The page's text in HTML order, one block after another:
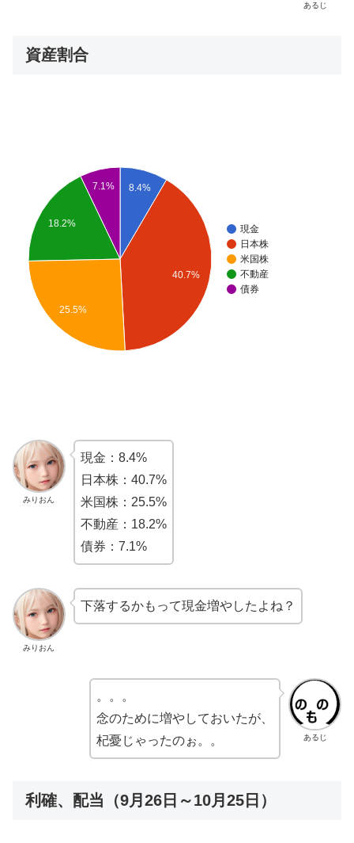
あるじ
資産割合
現金
日本株
米国株
不動産
債券
8.4%
40.7%
7.1%
18.2%
25.5%
みりおん
現金：8.4%
日本株：40.7%
米国株：25.5%
不動産：18.2%
債券：7.1%
みりおん
下落するかもって現金増やしたよね？
あるじ
。。。
念のために増やしておいたが、
杞憂じゃったのぉ。。
利確、配当（9月26日～10月25日）